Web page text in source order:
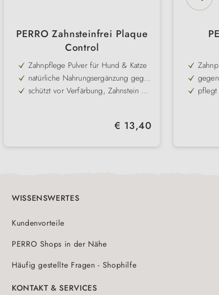
PERRO Zahnsteinfrei Plaque
Control
Zahnpflege Pulver für Hund & Katze
natürliche Nahrungsergänzung gegen
Zahnstein
schützt vor Verfärbung, Zahnstein &
Regulärer Preis:
€ 13,40
pflegt
WISSENSWERTES
Kundenvorteile
PERRO Shops in der Nähe
Häufig gestellte Fragen - Shophilfe
KONTAKT & SERVICES